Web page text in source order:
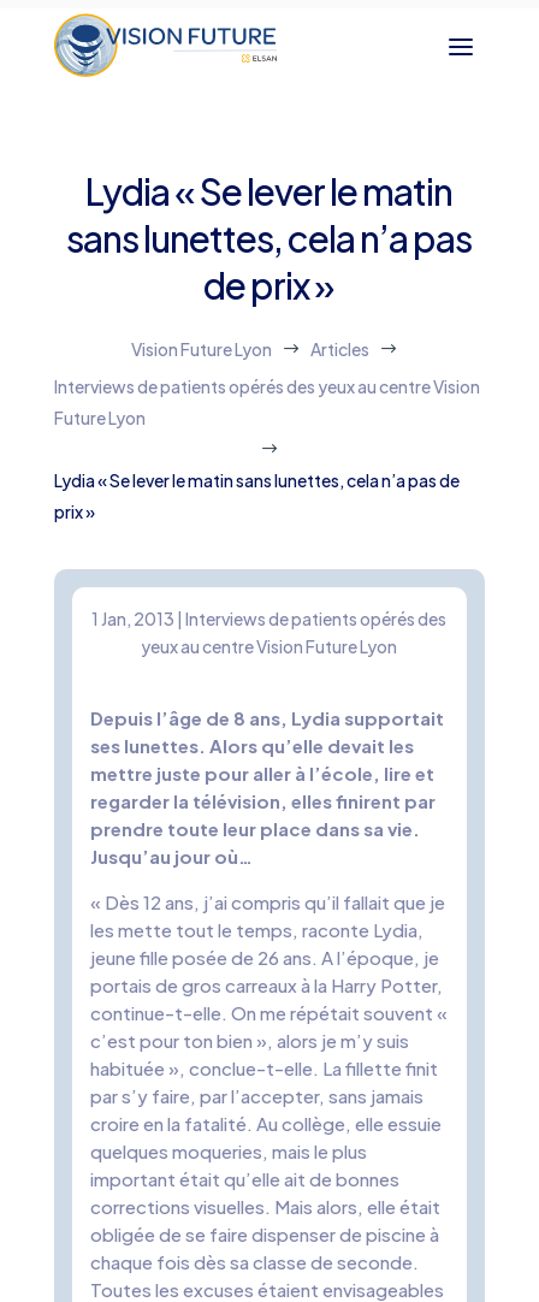
Lydia « Se lever le matin
sans lunettes, cela n’a pas
de prix »
Vision Future Lyon $ Articles $
Interviews de patients opérés des yeux au centre Vision
Future Lyon
$
Lydia « Se lever le matin sans lunettes, cela n’a pas de
prix »
1 Jan, 2013 |Interviews de patients opérés des
yeux au centre Vision Future Lyon
Depuis l’âge de 8 ans, Lydia supportait
ses lunettes. Alors qu’elle devait les
mettre juste pour aller à l’école, lire et
regarder la télévision, elles finirent par
prendre toute leur place dans sa vie.
Jusqu’au jour où…
« Dès 12 ans, j’ai compris qu’il fallait que je
les mette tout le temps, raconte Lydia,
jeune fille posée de 26 ans. A l’époque, je
portais de gros carreaux à la Harry Potter,
continue-t-elle. On me répétait souvent «
c’est pour ton bien », alors je m’y suis
habituée », conclue-t-elle. La fillette finit
par s’y faire, par l’accepter, sans jamais
croire en la fatalité. Au collège, elle essuie
quelques moqueries, mais le plus
important était qu’elle ait de bonnes
corrections visuelles. Mais alors, elle était
obligée de se faire dispenser de piscine à
chaque fois dès sa classe de seconde.
Toutes les excuses étaient envisageables